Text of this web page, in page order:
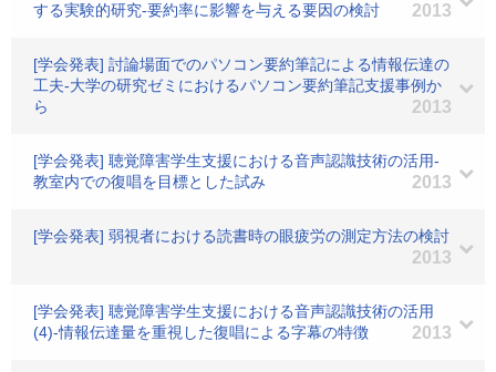
する実験的研究-要約率に影響を与える要因の検討
2013
[学会発表] 討論場面でのパソコン要約筆記による情報伝達の
工夫-大学の研究ゼミにおけるパソコン要約筆記支援事例か
ら
2013
[学会発表] 聴覚障害学生支援における音声認識技術の活用-
教室内での復唱を目標とした試み
2013
[学会発表] 弱視者における読書時の眼疲労の測定方法の検討
2013
[学会発表] 聴覚障害学生支援における音声認識技術の活用
(4)-情報伝達量を重視した復唱による字幕の特徴
2013